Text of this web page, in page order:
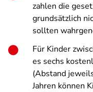
zahlen die
grundsätzlich
sollten
Für Kinder
es sechs
(Abstand
Jahren können